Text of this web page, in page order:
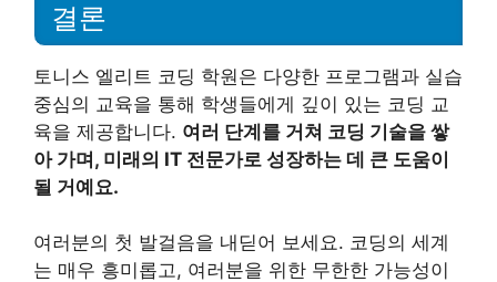
결론
토니스 엘리트 코딩 학원은 다양한 프로그램과 실습
중심의 교육을 통해 학생들에게 깊이 있는 코딩 교
육을 제공합니다. 여러 단계를 거쳐 코딩 기술을 쌓
아 가며, 미래의 IT 전문가로 성장하는 데 큰 도움이
될 거예요.
여러분의 첫 발걸음을 내딛어 보세요. 코딩의 세계
는 매우 흥미롭고, 여러분을 위한 무한한 가능성이